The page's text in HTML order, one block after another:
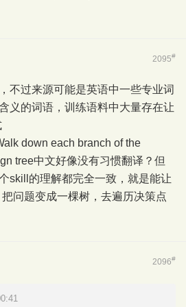
2095#
不过来源可能是英语中一些专业词
义的词语，训练语料中大量存在让
down each branch of the
tree中文好像没有习惯翻译？但
skill的理解都完全一致，就是能让
把问题变成一棵树，去遍历决策点
2096#